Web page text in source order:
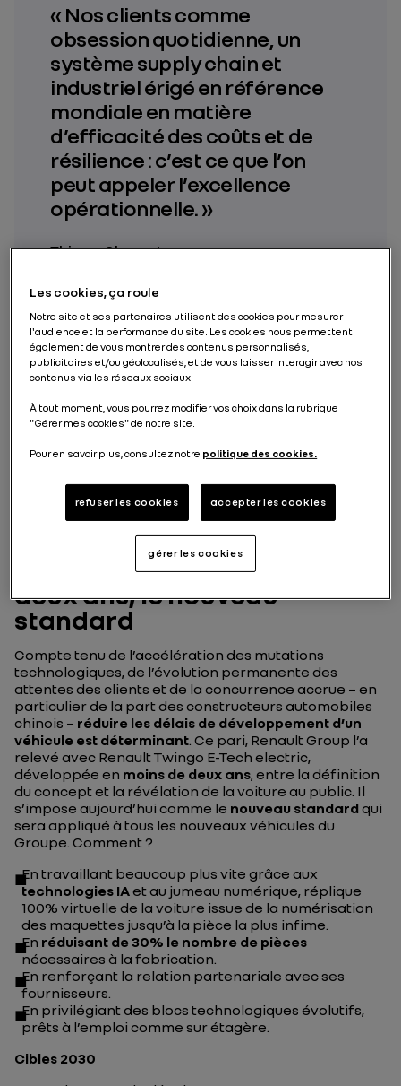
« Nos clients comme
obsession quotidienne, un
système supply chain et
industriel érigé en référence
mondiale en matière
d’efficacité des coûts et de
résilience : c’est ce que l’on
peut appeler l’excellence
opérationnelle. »
Thierry Charvet
Objectif 1
Accélérer la vitesse et
l'agilité du
développement
Développer les véhicules en
deux ans, le nouveau
standard
Compte tenu de l’accélération des mutations
technologiques, de l’évolution permanente des
attentes des clients et de la concurrence accrue – en
particulier de la part des constructeurs automobiles
chinois – réduire les délais de développement d’un
véhicule est déterminant. Ce pari, Renault Group l’a
relevé avec Renault Twingo E-Tech electric,
développée en moins de deux ans, entre la définition
du concept et la révélation de la voiture au public. Il
s’impose aujourd’hui comme le nouveau standardqui
sera appliqué à tous les nouveaux véhicules du
Groupe. Comment ?
En travaillant beaucoup plus vite grâce aux
technologies IAet au jumeau numérique, réplique
100% virtuelle de la voiture issue de la numérisation
des maquettes jusqu’à la pièce la plus infime.
En réduisant de 30% le nombre de pièces
nécessaires à la fabrication.
En renforçant la relation partenariale avec ses
fournisseurs.
En privilégiant des blocs technologiques évolutifs,
prêts à l’emploi comme sur étagère.
Cibles 2030
Les cookies, ça roule
Notre site et ses partenaires utilisent des cookies pour mesurer
l'audience et la performance du site. Les cookies nous permettent
également de vous montrer des contenus personnalisés,
publicitaires et/ou géolocalisés, et de vous laisser interagir avec nos
contenus via les réseaux sociaux.
À tout moment, vous pourrez modifier vos choix dans la rubrique
"Gérer mes cookies" de notre site.
Pour en savoir plus, consultez notre politique des cookies.
refuser les cookies accepter les cookies
gérer les cookies